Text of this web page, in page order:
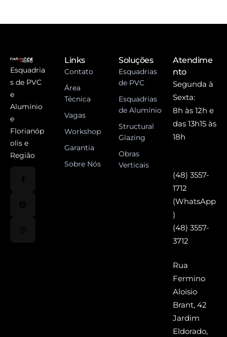
Esquadria
s de PVC
e
Alumínio
e
Florianóp
olis e
Região
Links
Contato
Área
Técnica
Vagas
Workshop
Garantia
Sobre Nós
Soluções
Esquadrias
de PVC
Esquadrias
de Alumínio
Structural
Glazing
Obras
Verticais
Atendime
nto
Segunda à
Sexta:
8h às 12h e
das 13h15 às
18h
(48) 3557-
1712
(WhatsApp
)
(48) 3557-
3712
Rua
Fermino
Aloisio
Brant, 42
Jardim
Eldorado,